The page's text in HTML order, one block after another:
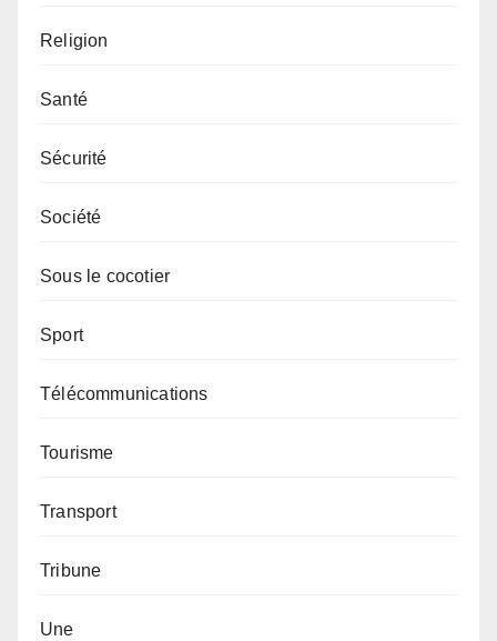
Religion
Santé
Sécurité
Société
Sous le cocotier
Sport
Télécommunications
Tourisme
Transport
Tribune
Une